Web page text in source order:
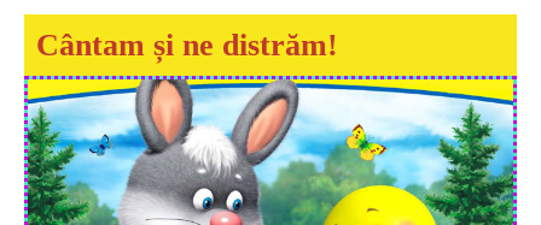
Cântam și ne distrăm!